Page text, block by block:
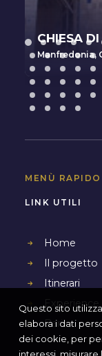
CHIESA
Manfredonia,
MENÙ RAPIDO
LINK UTILI
Home
Il progetto
Itinerari
Experience
Bari
Questo sito
elabora i dati
dei cookie, per